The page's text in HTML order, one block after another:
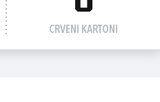
CRVENI KARTONI